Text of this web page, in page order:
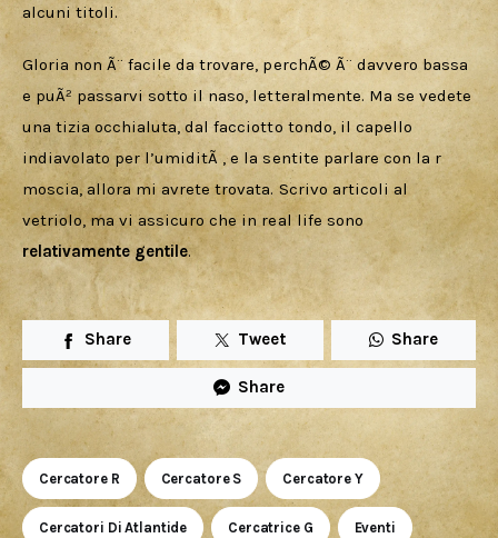
alcuni titoli.
Gloria non Ã¨ facile da trovare, perchÃ© Ã¨ davvero bassa
e puÃ² passarvi sotto il naso, letteralmente. Ma se vedete
una tizia occhialuta, dal facciotto tondo, il capello
indiavolato per l’umiditÃ , e la sentite parlare con la r
moscia, allora mi avrete trovata. Scrivo articoli al
vetriolo, ma vi assicuro che in real life sono
relativamente gentile.
Share Tweet Share
Share
Cercatore R Cercatore S Cercatore Y
Cercatori Di Atlantide Cercatrice G Eventi